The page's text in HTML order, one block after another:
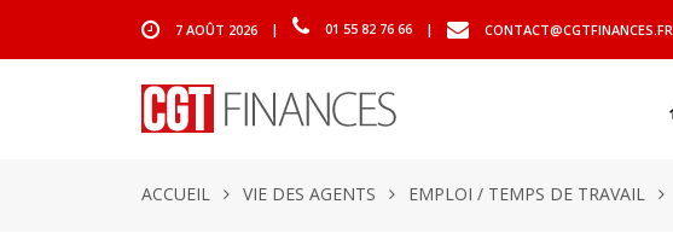
7 AOÛT 2026 | 01 55 82 76 66 | CONTACT@CGTFINANCES.FR
ACCUEIL VIE DES AGENTS EMPLOI / TEMPS DE TRAVAIL